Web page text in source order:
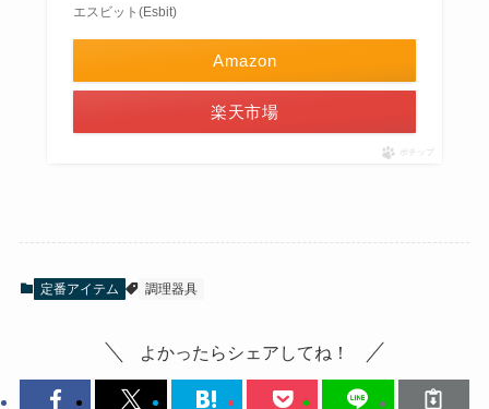
エスビット(Esbit)
Amazon
楽天市場
ポチップ
定番アイテム 調理器具
よかったらシェアしてね！